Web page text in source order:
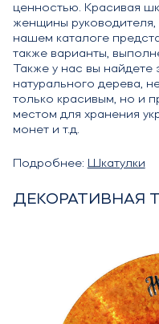
ценностью. Красивая
женщины
нашем каталоге
также варианты,
Также у нас вы найдете
натурального дерева,
только красивым, но и
местом для хранения
монет и т.д.
Подробнее: Шкатулки
ДЕКОРАТИВНАЯ